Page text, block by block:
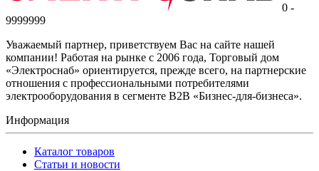
0 -
9999999
Уважаемый партнер, приветствуем Вас на сайте нашей
компании! Работая на рынке с 2006 года, Торговый дом
«Электроснаб» ориентируется, прежде всего, на партнерские
отношения с профессиональными потребителями
электрооборудования в сегменте B2B «Бизнес-для-бизнеса».
Информация
Каталог товаров
Статьи и новости